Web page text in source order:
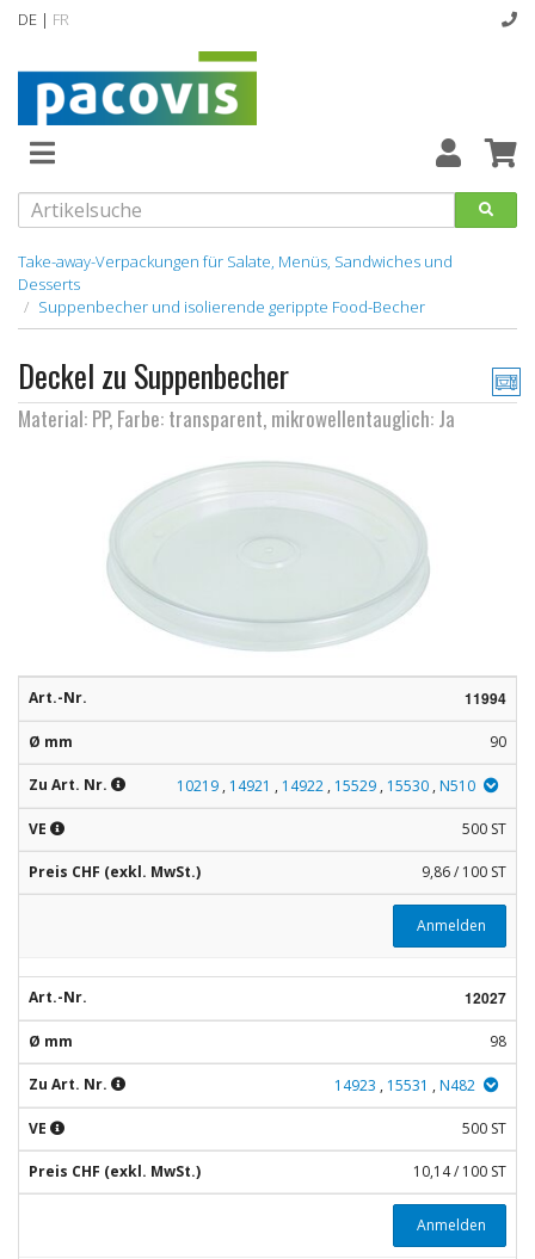
DE | FR
Abverkaufsartikel
Neuheiten
Vollsortiment
designline
Hygiene
Kataloge
Convenience
Anwendungsrezepturen
Kataloge
Take-away-Verpackungen für Salate, Menüs, Sandwiches und
Desserts
Suppenbecher und isolierende gerippte Food-Becher
Deckel zu Suppenbecher
Material: PP, Farbe: transparent, mikrowellentauglich: Ja
Art.-Nr. 11994
Ø mm 90
Zu Art. Nr. 10219 , 14921 , 14922 , 15529 , 15530 , N510
VE 500 ST
Preis CHF (exkl. MwSt.) 9,86 / 100 ST
Anmelden
Art.-Nr. 12027
Ø mm 98
Zu Art. Nr. 14923 , 15531 , N482
VE 500 ST
Preis CHF (exkl. MwSt.) 10,14 / 100 ST
Anmelden